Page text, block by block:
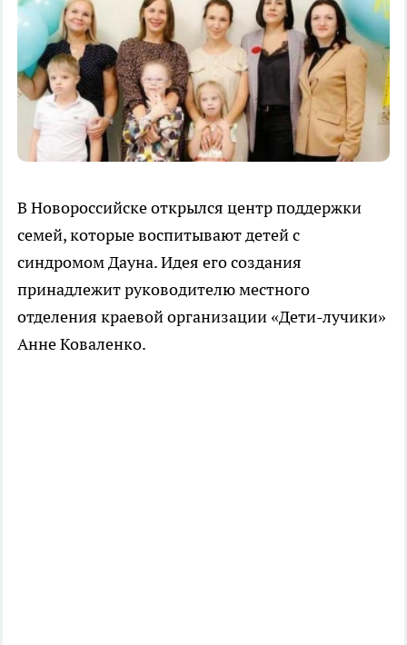
В Новороссийске открылся центр поддержки
семей, которые воспитывают детей с
синдромом Дауна. Идея его создания
принадлежит руководителю местного
отделения краевой организации «Дети-лучики»
Анне Коваленко.